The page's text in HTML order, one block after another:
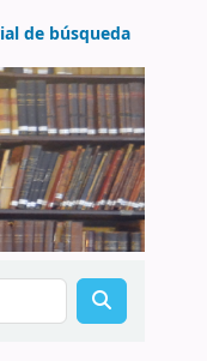
de búsqueda